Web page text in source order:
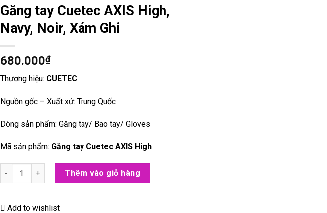
Găng tay Cuetec AXIS High,
Navy, Noir, Xám Ghi
680.000₫
Thương hiệu: CUETEC
Nguồn gốc – Xuất xứ: Trung Quốc
Dòng sản phẩm: Găng tay/ Bao tay/ Gloves
Mã sản phẩm: Găng tay Cuetec AXIS High
Găng tay Cuetec AXIS High, Navy, Noir, Xám Ghi số lượng
Thêm vào giỏ hàng
Add to wishlist